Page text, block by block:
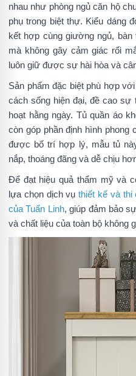
nhau như phòng ngủ căn hộ
phụ trong biệt thự. Kiểu dáng
kết hợp cùng giường ngủ,
mà không gây cảm giác rối
luôn giữ được sự hài hòa và
Sản phẩm đặc biệt phù hợp
cách sống hiện đại, đề cao sự
hoạt hằng ngày. Tủ quần áo
còn góp phần định hình phong
được bố trí hợp lý, mẫu tủ
nắp, thoáng đãng và dễ chịu
Để đạt hiệu quả thẩm mỹ và
lựa chọn dịch vụthiết kế và thi
của Tuấn Linh, giúp đảm bảo
và chất liệu của toàn bộ không